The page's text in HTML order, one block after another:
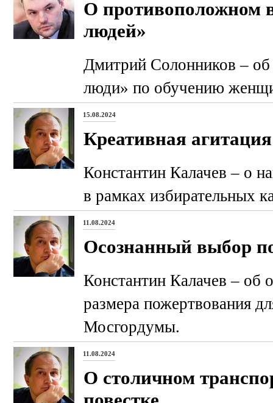
О противоположном
людей»
Дмитрий Солонников –
люди» по обучению
15.08.2024
Креативная
Константин Калачев – о
в рамках избирательных
11.08.2024
Осознанный выбор
Константин Калачев – об
размера пожертвования
Мосгордумы.
11.08.2024
О столичном